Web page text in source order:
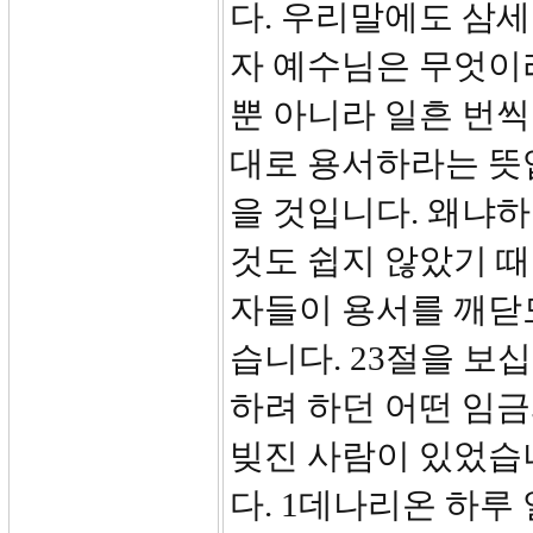
다. 우리말에도 삼
자 예수님은 무엇
뿐 아니라 일흔 번
대로 용서하라는
을 것입니다. 왜냐
것도 쉽지 않았기
자들이 용서를 깨
습니다. 23절을 보
하려 하던 어떤 임
빚진 사람이 있었
다. 1데나리온 하루